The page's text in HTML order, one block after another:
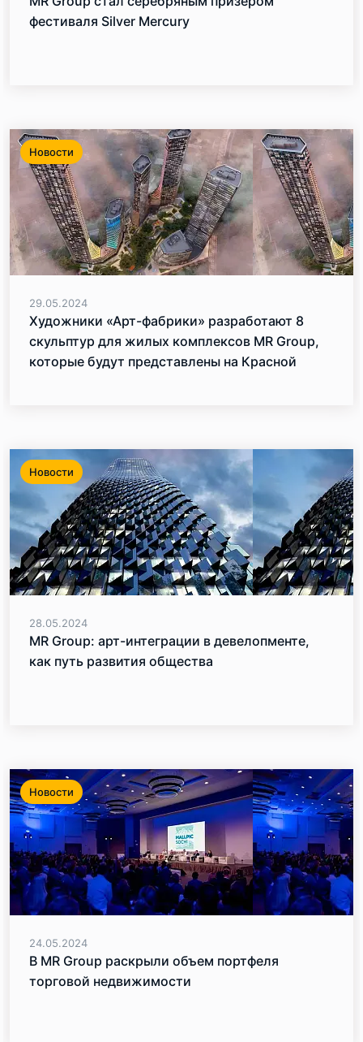
фестиваля Silver Mercury
Новости
29.05.2024
Художники «Арт-фабрики» разработают 8
скульптур для жилых комплексов MR Group,
которые будут представлены на Красной
Новости
28.05.2024
MR Group: арт-интеграции в девелопменте,
как путь развития общества
Новости
24.05.2024
В MR Group раскрыли объем портфеля
торговой недвижимости